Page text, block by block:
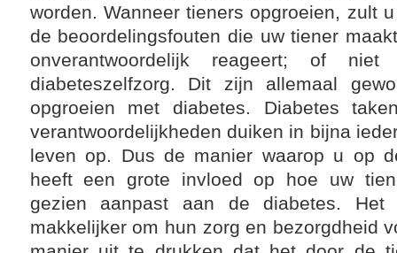
worden. Wanneer tieners opgroeien, zult
de beoordelingsfouten die uw tiener
onverantwoordelijk reageert; of
diabeteszelfzorg. Dit zijn allemaal
opgroeien met diabetes. Diabetes
verantwoordelijkheden duiken in bijna
leven op. Dus de manier waarop u op
heeft een grote invloed op hoe uw
gezien aanpast aan de diabetes.
makkelijker om hun zorg en bezorgdheid